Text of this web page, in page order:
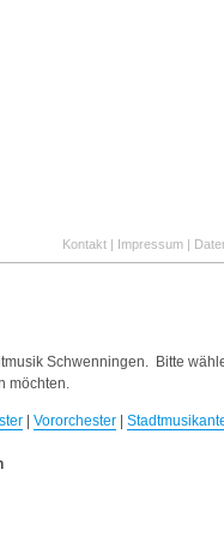
Kontakt | Impressum |
Schwenningen. Bitte
möchten.
Vororchester